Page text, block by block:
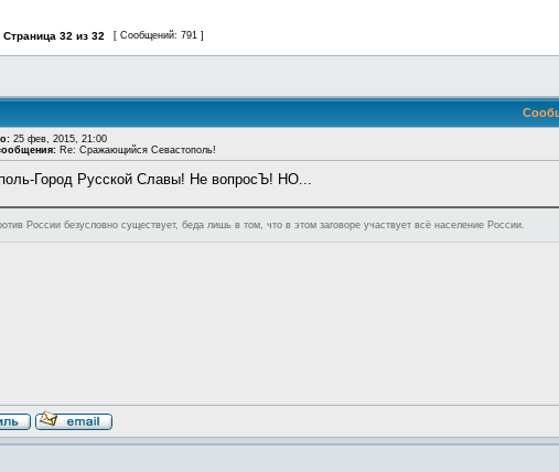
Страница 32 из 32 [ Сообщений: 791 ]
25 фев, 2015, 21:00
Re: Сражающийся Севастополь!
Город Русской Славы! Не вопросЪ! НО...
России безусловно существует, беда лишь в том, что в этом заговоре участвует всё население России.